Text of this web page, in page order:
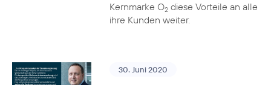
Kernmarke O2diese Vorteile an alle
ihre Kunden weiter.
30. Juni 2020